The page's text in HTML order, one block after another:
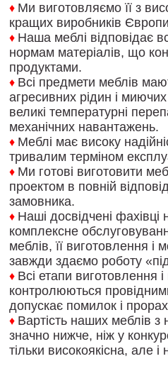
♦ Ми виготовляємо її з
кращих виробників Європи
♦ Наша меблі відповідає
нормам матеріалів, що
продуктами.
♦ Всі предмети меблів
агресивних рідин і миючих
великі температурні
механічних навантажень.
♦ Меблі має високу
тривалим терміном
♦ Ми готові виготовити
проектом в повній
замовника.
♦ Наші досвідчені фахівці
комплексне
меблів, її виготовлення і
завжди здаємо роботу «
♦ Всі етапи виготовлення і
контролюються
допускає помилок і
♦ Вартість наших меблів з
значно нижче, ніж у
тільки високоякісна, але і